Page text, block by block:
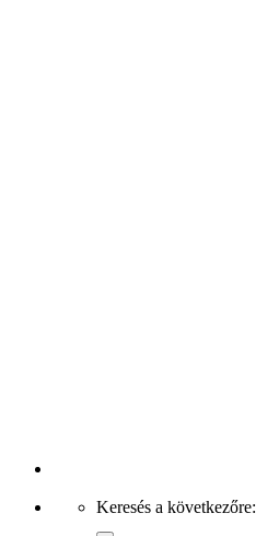
Keresés a következőre: